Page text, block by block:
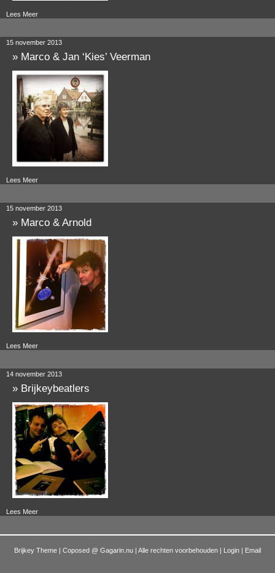
Lees Meer
15 november 2013
» Marco & Jan ‘Kies’ Veerman
Lees Meer
15 november 2013
» Marco & Arnold
Lees Meer
14 november 2013
» Brijkeybeatlers
Lees Meer
Brijkey Theme | Coposed @ Gagarin.nu | Alle rechten voorbehouden | Login | Email